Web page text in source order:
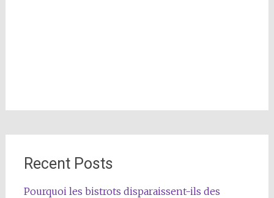
Recent Posts
Pourquoi les bistrots disparaissent-ils des